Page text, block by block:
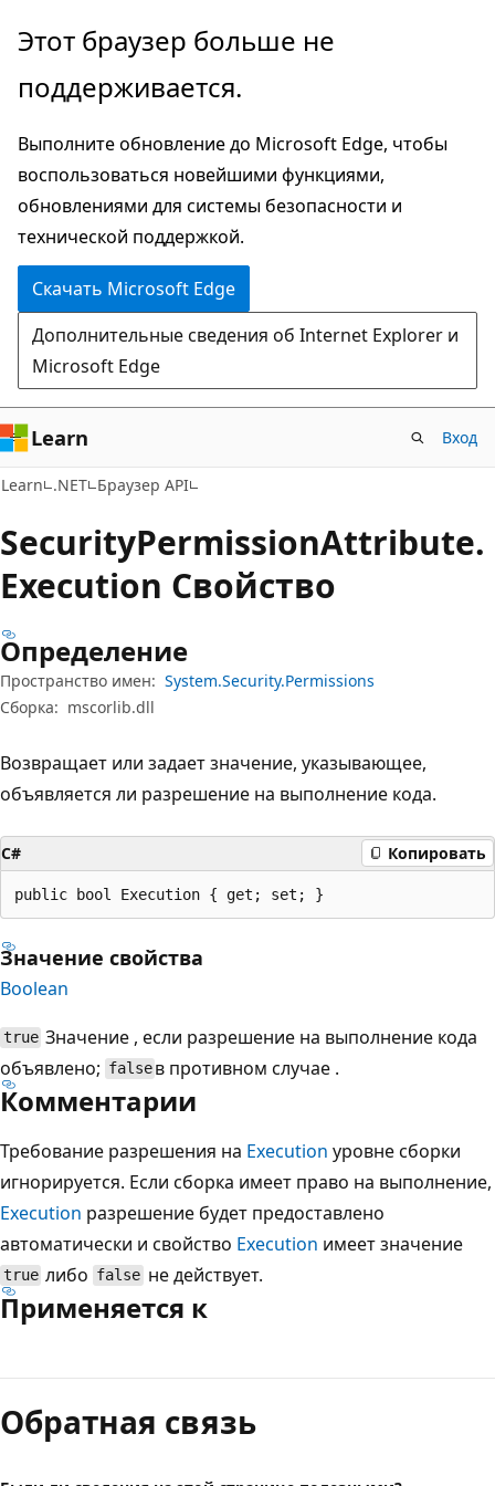
Пропустить
перейти
основному
содержимому
Переход
навигации
странице
Этот браузер больше не
поддерживается.
Выполните обновление до Microsoft Edge, чтобы
воспользоваться новейшими функциями,
обновлениями для системы безопасности и
технической поддержкой.
Скачать Microsoft Edge
Дополнительные сведения об Internet Explorer и
Microsoft Edge
Learn Вход
Learn .NET Браузер API
SecurityPermissionAttribute.
Execution Свойство
Определение
Пространство имен: System.Security.Permissions
Сборка: mscorlib.dll
Возвращает или задает значение, указывающее,
объявляется ли разрешение на выполнение кода.
C# Копировать
public bool Execution { get; set; }
Значение свойства
Boolean
true Значение , если разрешение на выполнение кода
объявлено; false в противном случае .
Комментарии
Требование разрешения на Execution уровне сборки
игнорируется. Если сборка имеет право на выполнение,
Execution разрешение будет предоставлено
автоматически и свойство Execution имеет значение
true либо falseне действует.
Применяется к
чтения
выключен
Обратная связь